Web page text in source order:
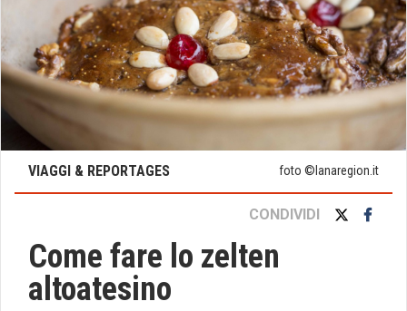
foto ©lanaregion.it
VIAGGI & REPORTAGES
CONDIVIDI
Come fare lo zelten
altoatesino